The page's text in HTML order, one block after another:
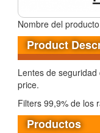
Nombre del
Product
Lentes de
price.
Filters 99,9% de los
Productos